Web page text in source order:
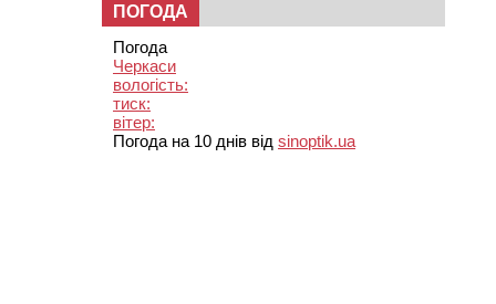
ПОГОДА
Погода
Черкаси
вологість:
тиск:
вітер:
Погода на 10 днів від sinoptik.ua